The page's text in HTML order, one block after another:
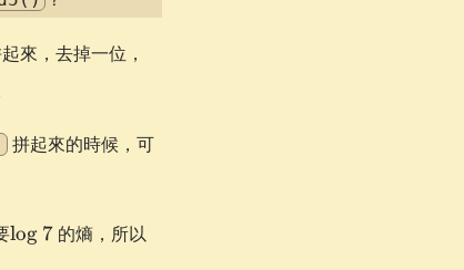
來，去掉一位，
拼起來的時候，可
\log
log 7的熵，所以